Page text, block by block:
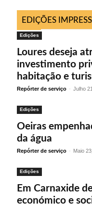
EDIÇÕES
Edições
Loures deseja
investimento
habitação e
Repórter de serviço - Julho
Edições
Oeiras
da água
Repórter de serviço - Maio
Edições
Em Carnaxide
económico e